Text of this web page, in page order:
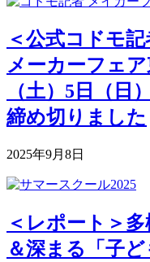
＜公式コドモ
メーカーフェア
（土）5日（
締め切りました
2025年9月8日
＜レポート＞
＆深まる「子